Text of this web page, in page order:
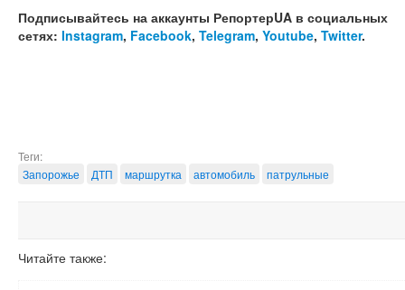
Подписывайтесь на аккаунты РепортерUA в социальных
сетях: Instagram, Facebook, Telegram, Youtube, Twitter.
Теги:
Запорожье
ДТП маршрутка автомобиль патрульные
Читайте также: